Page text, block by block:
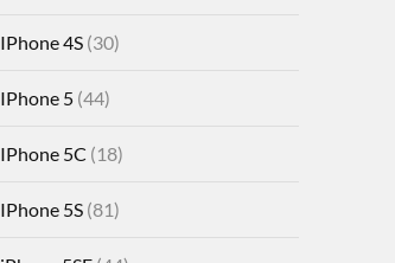
IPhone 4S(30)
IPhone 5(44)
IPhone 5C (18)
IPhone 5S(81)